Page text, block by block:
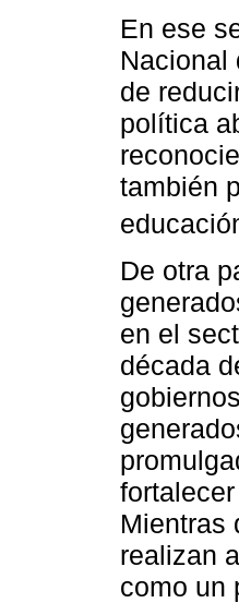
En ese
Nacional
de
política
también
De otra
en el
década
Mientras
realizan
como un